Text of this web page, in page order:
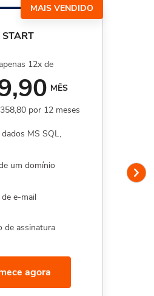
MAIS VENDIDO
START
12x de
MÊS
por 12 meses
MS SQL,
um domínio
e-mail
de assinatura
agora